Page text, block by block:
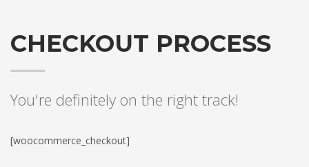
CHECKOUT PROCESS
You're definitely on the right track!
[woocommerce_checkout]